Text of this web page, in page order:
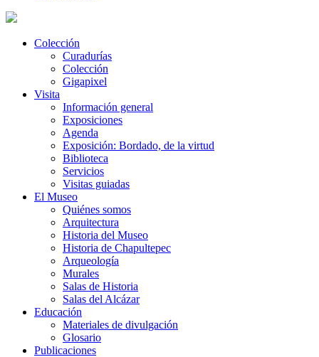
Colección
Curadurías
Colección
Gigapixel
Visita
Información general
Exposiciones
Agenda
Exposición: Bordado, de la virtud
Biblioteca
Servicios
Visitas guiadas
El Museo
Quiénes somos
Arquitectura
Historia del Museo
Historia de Chapultepec
Arqueología
Murales
Salas de Historia
Salas del Alcázar
Educación
Materiales de divulgación
Glosario
Publicaciones